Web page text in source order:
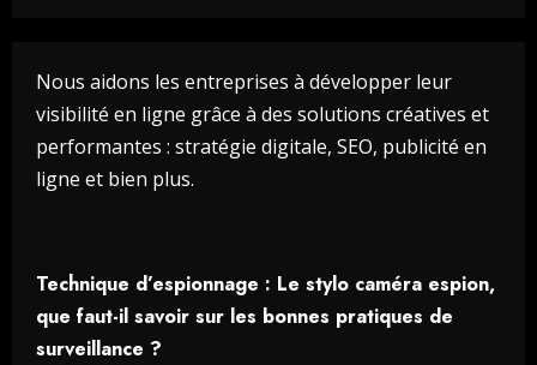
Nous aidons les entreprises à développer leur
visibilité en ligne grâce à des solutions créatives et
performantes : stratégie digitale, SEO, publicité en
ligne et bien plus.
Technique d’espionnage : Le stylo caméra espion,
que faut-il savoir sur les bonnes pratiques de
surveillance ?